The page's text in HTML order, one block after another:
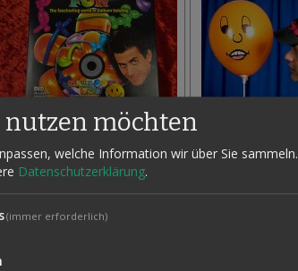
FUN BOX
€
Inkl. MwSt.,
85,00 €
möchten
welche Information wir über Sie sammeln.
Datenschutzerklärung.
(immer erforderlich)